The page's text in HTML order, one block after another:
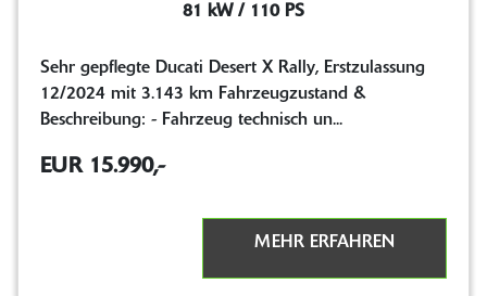
81 kW / 110 PS
Sehr gepflegte Ducati Desert X Rally, Erstzulassung
12/2024 mit 3.143 km Fahrzeugzustand &
Beschreibung: - Fahrzeug technisch un...
EUR 15.990,-
MEHR ERFAHREN